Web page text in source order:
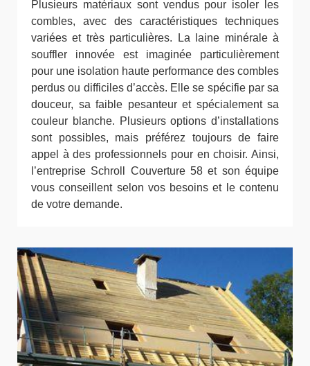
Plusieurs matériaux sont vendus pour isoler les
combles, avec des caractéristiques techniques
variées et très particulières. La laine minérale à
souffler innovée est imaginée particulièrement
pour une isolation haute performance des combles
perdus ou difficiles d’accès. Elle se spécifie par sa
douceur, sa faible pesanteur et spécialement sa
couleur blanche. Plusieurs options d’installations
sont possibles, mais préférez toujours de faire
appel à des professionnels pour en choisir. Ainsi,
l’entreprise Schroll Couverture 58 et son équipe
vous conseillent selon vos besoins et le contenu
de votre demande.